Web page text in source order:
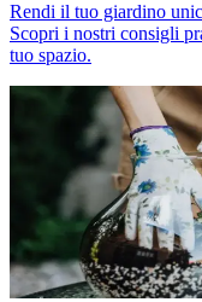
Rendi il tuo giardino
Scopri i nostri consigli
tuo spazio.